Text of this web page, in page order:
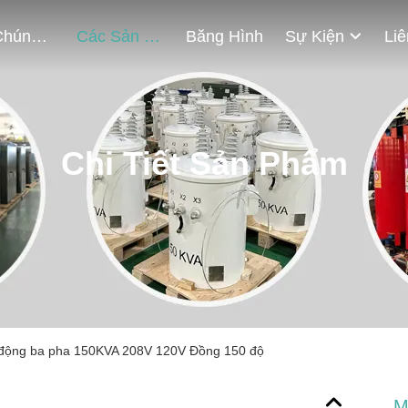
Về Chúng Tôi Các Sản Phẩm Băng Hình Sự Kiện
Chi Tiết Sản Phẩm
ba pha 150KVA 208V 120V Đồng 150 độ